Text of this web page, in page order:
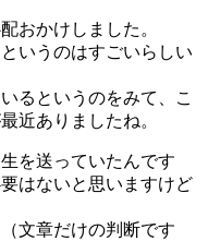
おかけしました。
いうのはすごいらしい
るというのをみて、こ
近ありましたね。
を送っていたんです
はないと思いますけど
文章だけの判断です